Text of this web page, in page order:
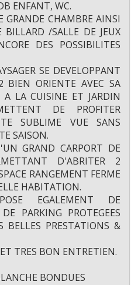
ENFANT, WC.
GRANDE CHAMBRE AINSI
BILLARD /SALLE DE JEUX
DES POSSIBILITES
SE DEVELOPPANT
ORIENTE AVEC SA
A LA CUISINE ET JARDIN
DE PROFITER
SUBLIME VUE SANS
SAISON.
GRAND CARPORT DE
D'ABRITER 2
RANGEMENT FERME
HABITATION.
EGALEMENT DE
PARKING PROTEGEES
BELLES PRESTATIONS &
TRES BON ENTRETIEN.
BONDUES